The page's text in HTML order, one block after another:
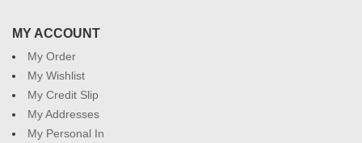
MY ACCOUNT
My Order
My Wishlist
My Credit Slip
My Addresses
My Personal In